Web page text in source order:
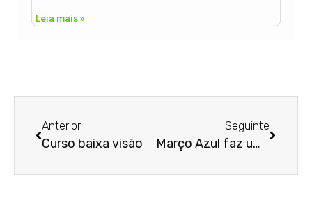
Leia mais »
Anterior
Curso baixa visão
Seguinte
Março Azul faz um alerta